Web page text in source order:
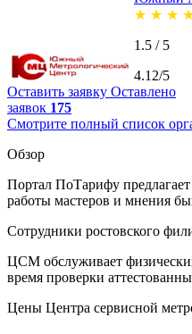
★ ★ ★
1.5 / 5
4.12/5
Оставить заявку Оставлено
заявок 175
Смотрите полный список
Обзор
Портал ПоТарифу предлагает
работы мастеров и мнения
Сотрудники ростовского
ЦСМ обслуживает
время проверки
Цены Центра сервисной